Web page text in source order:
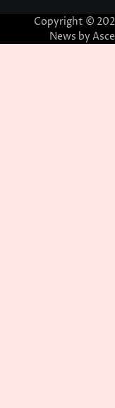
Copyright ©
News by